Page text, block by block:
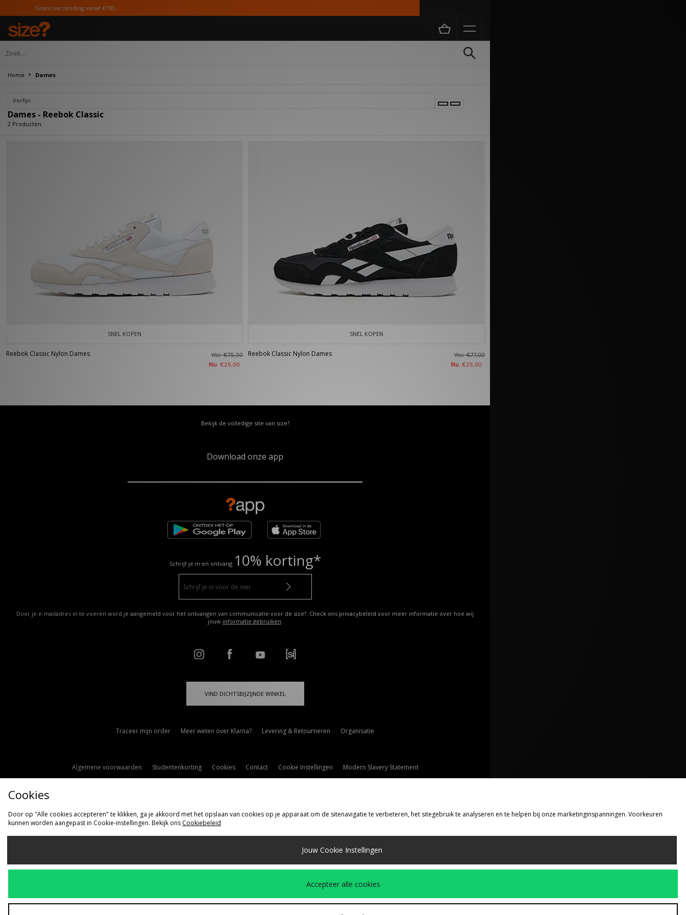
Gratis verzending vanaf €110,-
Home Dames
Verfijn
Dames - Reebok Classic
2 Producten
SNEL KOPEN
Reebok Classic Nylon Dames Was€75,00
Nu €25,00
SNEL KOPEN
Reebok Classic Nylon Dames Was€77,00
Nu €25,00
Bekijk de volledige site van size?
Download onze app
Schrijf je in en ontvang 10% korting*
Door je e-mailadres in te voeren word je aangemeld voor het ontvangen van communicatie voor de size?. Check ons privacybeleid voor meer informatie over hoe wij
jouw informatie gebruiken.
VIND DICHTSBIJZIJNDE WINKEL
Traceer mijn order Meer weten over Klarna? Levering & Retourneren Organisatie
Algemene voorwaarden Studentenkorting Cookies Contact Cookie Instellingen Modern Slavery Statement
Verzenden Naar
Cookies
Door op "Alle cookies accepteren" te klikken, ga je akkoord met het opslaan van cookies op je apparaat om de sitenavigatie te verbeteren, het sitegebruik te analyseren en te helpen bij onze marketinginspanningen. Voorkeuren
kunnen worden aangepast in Cookie-instellingen. Bekijk ons Cookiebeleid
Jouw Cookie Instellingen
Accepteer alle cookies